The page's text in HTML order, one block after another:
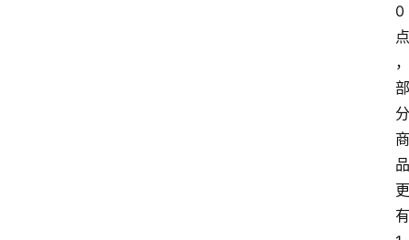
0
点
，
部
分
商
品
更
有